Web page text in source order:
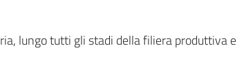
lungo tutti gli stadi della filiera produttiva e